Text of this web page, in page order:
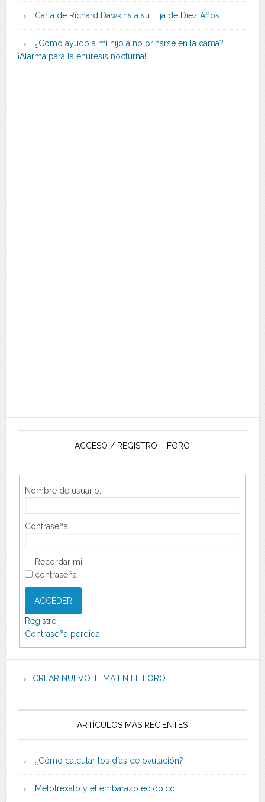
Carta de Richard Dawkins a su Hija de Diez Años
¿Cómo ayudo a mi hijo a no orinarse en la cama?
¡Alarma para la enuresis nocturna!
ACCESO / REGISTRO – FORO
Nombre de usuario:
Contraseña:
Recordar mi
contraseña
ACCEDER
Registro
Contraseña perdida
CREAR NUEVO TEMA EN EL FORO
ARTÍCULOS MÁS RECIENTES
¿Cómo calcular los días de ovulación?
Metotrexato y el embarazo ectópico